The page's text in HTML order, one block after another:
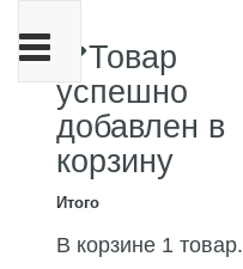
Товар
успешно
добавлен в
корзину
Итого
В корзине 1 товар.
Переключить
навигации